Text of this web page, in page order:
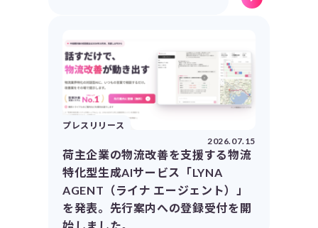
プレスリリース
2026.07.15
荷主企業の物流改善を支援する物流
特化型生成AIサービス「LYNA
AGENT（ライナ エージェント）」
を発表。先行案内への登録受付を開